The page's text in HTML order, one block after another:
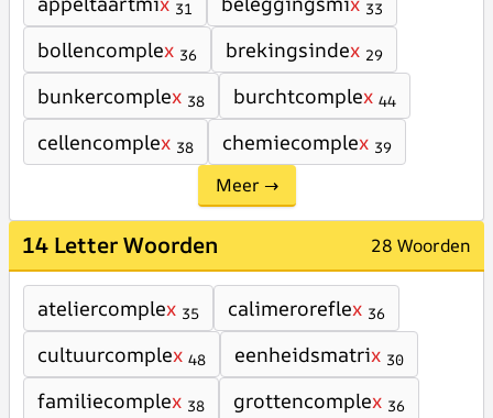
31 33
bollencomplex 36 brekingsindex 29
bunkercomplex 38 burchtcomplex 44
cellencomplex 38 chemiecomplex 39
Meer →
14 Letter Woorden 28 Woorden
ateliercomplex 35 calimeroreflex 36
cultuurcomplex 48 eenheidsmatrix 30
familiecomplex 38 grottencomplex 36